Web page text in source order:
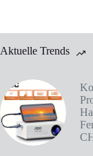
Aktuelle Trends